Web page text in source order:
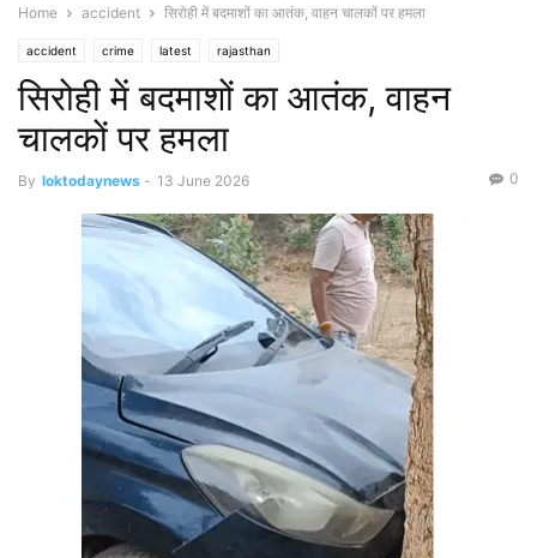
Home accident सिरोही में बदमाशों का आतंक, वाहन चालकों पर हमला
accident crime latest rajasthan
सिरोही में बदमाशों का आतंक, वाहन
चालकों पर हमला
By loktodaynews - 13 June 2026 0